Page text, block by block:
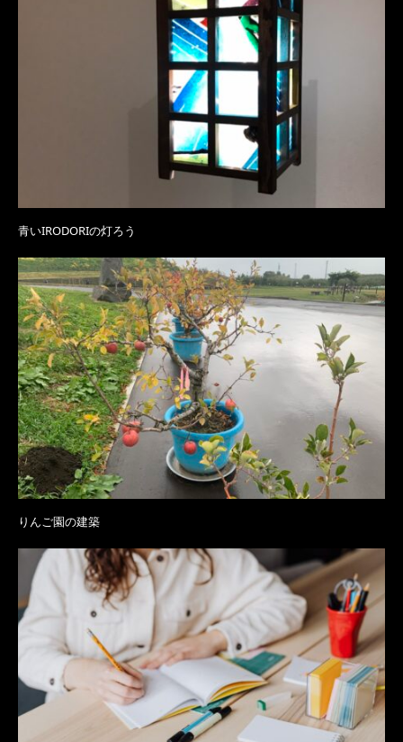
青いIRODORIの灯ろう
りんご園の建築